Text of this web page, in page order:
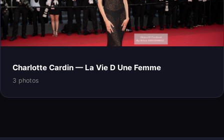
Charlotte Cardin — La Vie D Une Femme
3 photos